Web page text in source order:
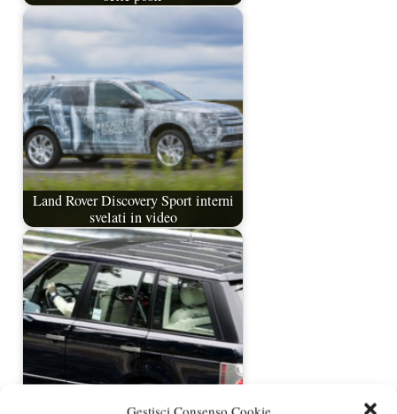
Gestisci Consenso Cookie
Land Rover Discovery Sport interni
svelati in video